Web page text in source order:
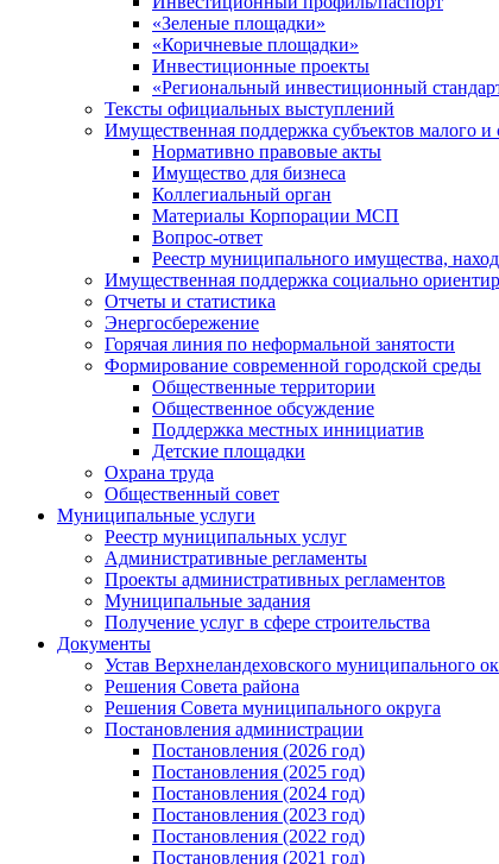
«Зеленые площадки»
«Коричневые площадки»
Инвестиционные проекты
«Региональный инвестиционный
Тексты официальных выступлений
Имущественная поддержка субъектов малого и
Нормативно правовые акты
Имущество для бизнеса
Коллегиальный орган
Материалы Корпорации МСП
Вопрос-ответ
Реестр муниципального имущества,
Имущественная поддержка социально
Отчеты и статистика
Энергосбережение
Горячая линия по неформальной занятости
Формирование современной городской среды
Общественные территории
Общественное обсуждение
Поддержка местных иннициатив
Детские площадки
Охрана труда
Общественный совет
Муниципальные услуги
Реестр муниципальных услуг
Административные регламенты
Проекты административных регламентов
Муниципальные задания
Получение услуг в сфере строительства
Документы
Устав Верхнеландеховского муниципального
Решения Совета района
Решения Совета муниципального округа
Постановления администрации
Постановления (2026 год)
Постановления (2025 год)
Постановления (2024 год)
Постановления (2023 год)
Постановления (2022 год)
Постановления (2021 год)